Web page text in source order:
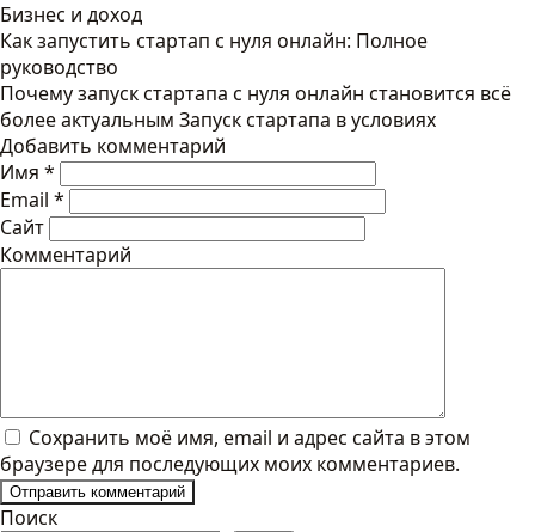
Бизнес и доход
Как запустить стартап с нуля онлайн: Полное
руководство
Почему запуск стартапа с нуля онлайн становится всё
более актуальным Запуск стартапа в условиях
Добавить комментарий
Имя *
Email *
Сайт
Комментарий
Сохранить моё имя, email и адрес сайта в этом
браузере для последующих моих комментариев.
Поиск